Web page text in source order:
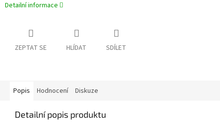
Detailní informace
ZEPTAT SE HLÍDAT SDÍLET
Popis Hodnocení Diskuze
Detailní popis produktu